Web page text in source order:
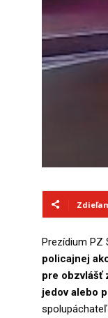
Prezídium PZ
policajnej
pre obzvlášť
jedov alebo